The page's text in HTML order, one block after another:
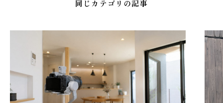
同じカテゴリの記事